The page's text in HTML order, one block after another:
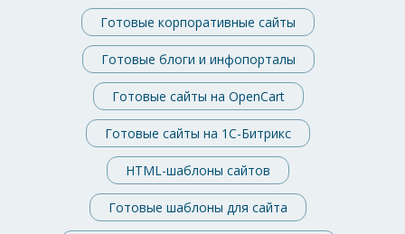
Готовые корпоративные сайты
Готовые блоги и инфопорталы
Готовые сайты на OpenCart
Готовые сайты на 1С-Битрикс
HTML-шаблоны сайтов
Готовые шаблоны для сайта